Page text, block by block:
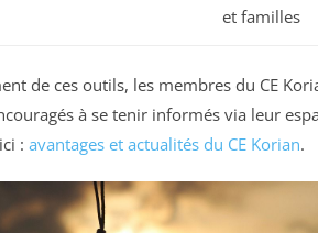
et familles
de ces outils, les membres du CE
à se tenir informés via leur
: avantages et actualités du CE Korian.